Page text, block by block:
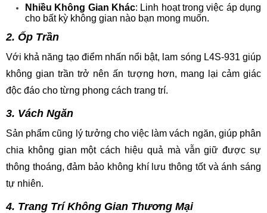
Nhiều Không Gian Khác: Linh hoạt trong việc áp dụng
cho bất kỳ không gian nào bạn mong muốn.
2. Ốp Trần
Với khả năng tạo điểm nhấn nổi bật, lam sóng L4S-931 giúp
không gian trần trở nên ấn tượng hơn, mang lại cảm giác
độc đáo cho từng phong cách trang trí.
3. Vách Ngăn
Sản phẩm cũng lý tưởng cho việc làm vách ngăn, giúp phân
chia không gian một cách hiệu quả mà vẫn giữ được sự
thông thoáng, đảm bảo không khí lưu thông tốt và ánh sáng
tự nhiên.
4. Trang Trí Không Gian Thương Mại